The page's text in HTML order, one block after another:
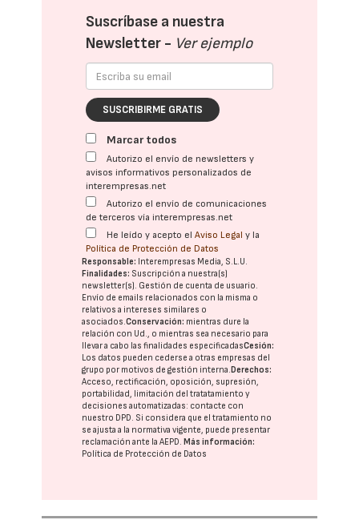
Suscríbase a nuestra
Newsletter - Ver ejemplo
SUSCRIBIRME GRATIS
Marcar todos
Autorizo el envío de newsletters y
avisos informativos personalizados de
interempresas.net
Autorizo el envío de comunicaciones
de terceros vía interempresas.net
He leído y acepto elAviso Legal y la
Política de Protección de Datos
Responsable: Interempresas Media, S.L.U.
Finalidades: Suscripción a nuestra(s)
newsletter(s). Gestión de cuenta de usuario.
Envío de emails relacionados con la misma o
relativos a intereses similares o
asociados.Conservación: mientras dure la
relación con Ud., o mientras sea necesario para
llevar a cabo las finalidades especificadasCesión:
Los datos pueden cederse a otras empresas del
grupo por motivos de gestión interna. Derechos:
Acceso, rectificación, oposición, supresión,
portabilidad, limitación del tratatamiento y
decisiones automatizadas: contacte con
nuestro DPD. Si considera que el tratamiento no
se ajusta a la normativa vigente, puede presentar
reclamación ante laAEPD. Más información:
Política de Protección de Datos